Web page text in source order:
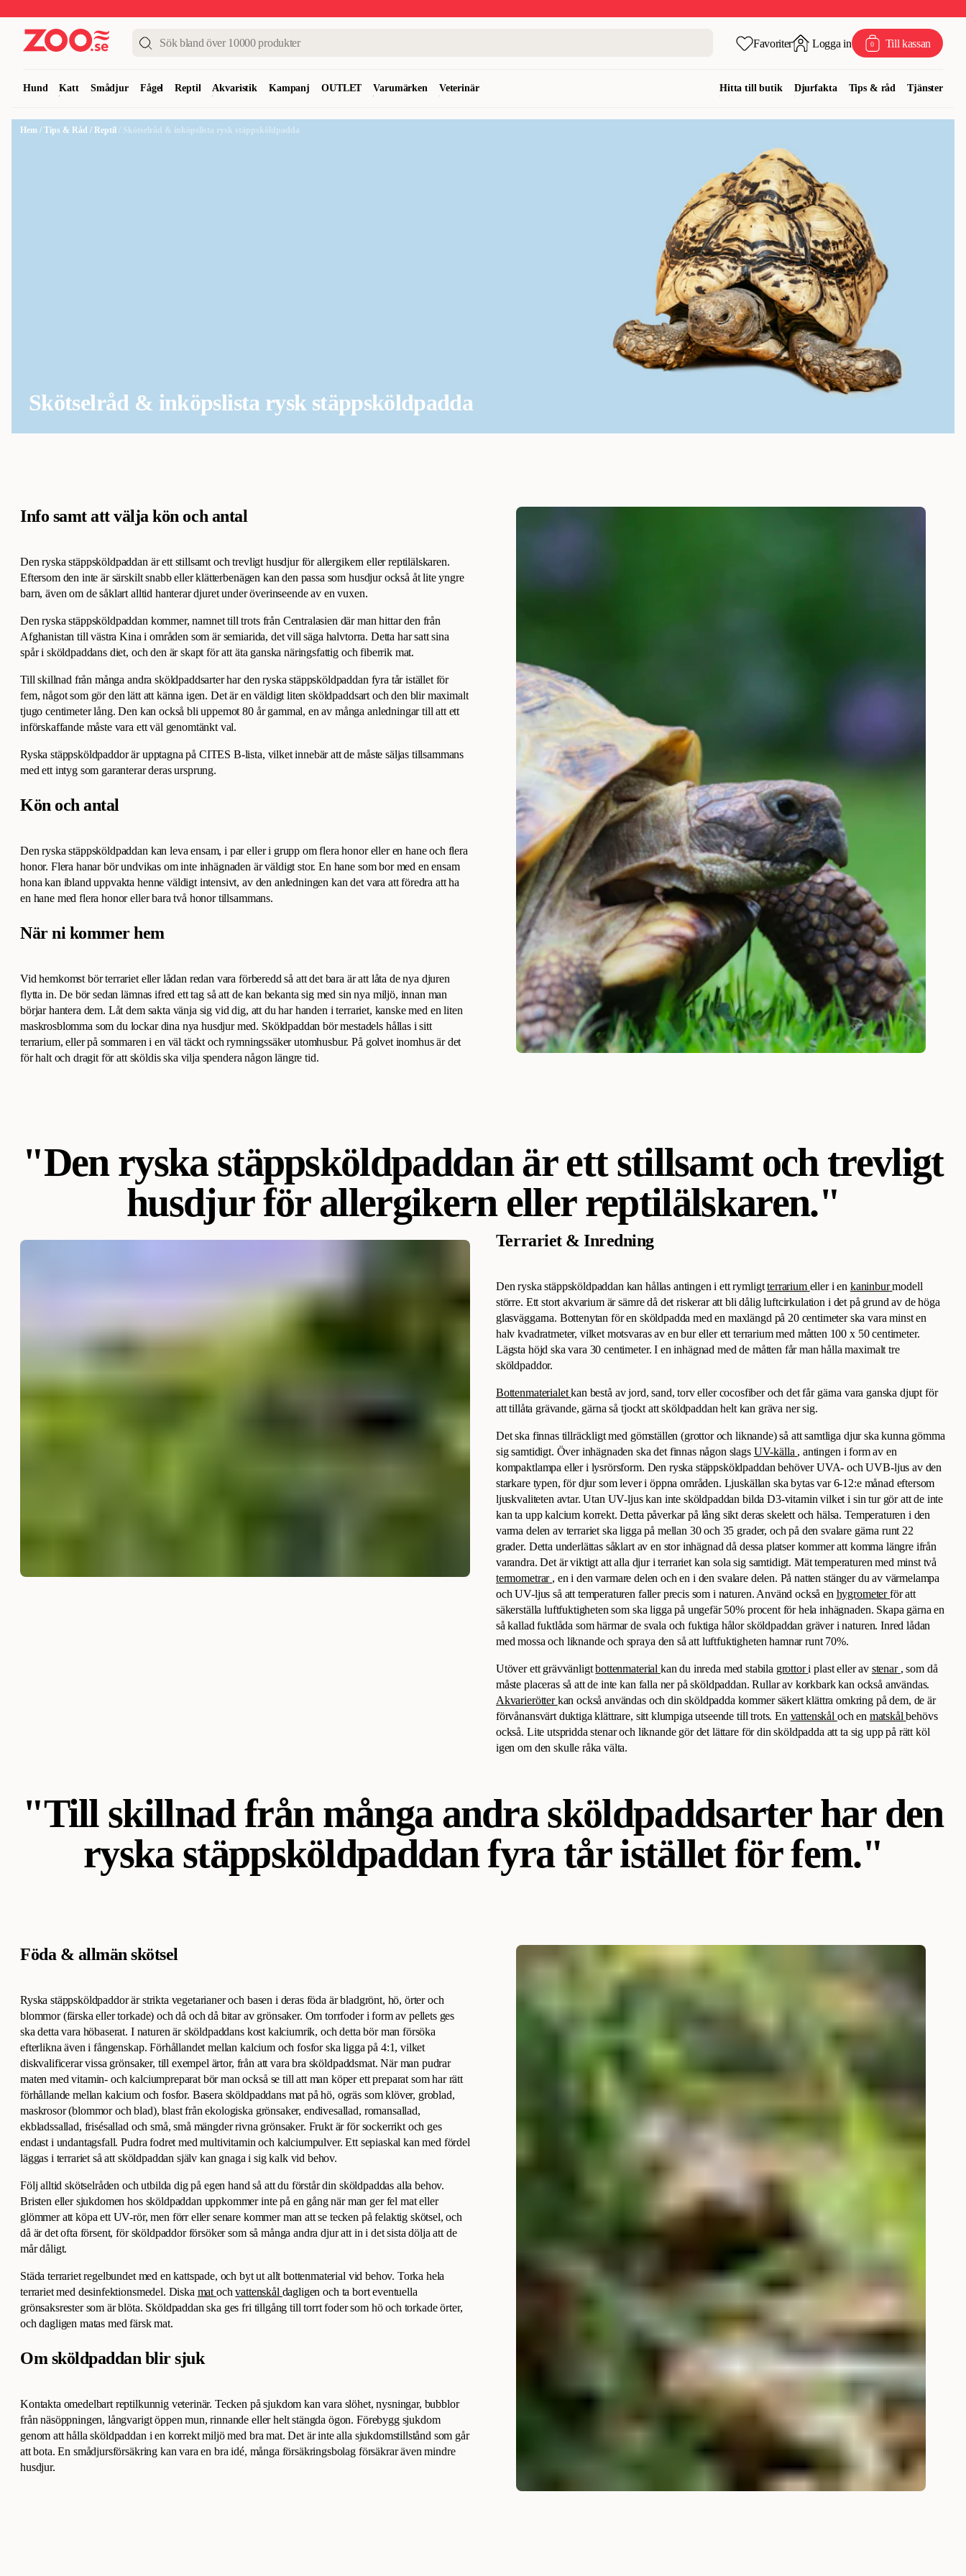
Favoriter Logga in 0 Till kassan
Hund Katt Smådjur Fågel Reptil Akvaristik Kampanj OUTLET Varumärken Veterinär Hitta till butik Djurfakta Tips & råd Tjänster
Hem / Tips & Råd / Reptil / Skötselråd & inköpslista rysk stäppsköldpadda
Skötselråd & inköpslista rysk stäppsköldpadda
Info samt att välja kön och antal
Den ryska stäppsköldpaddan är ett stillsamt och trevligt husdjur för allergikern eller reptilälskaren.
Eftersom den inte är särskilt snabb eller klätterbenägen kan den passa som husdjur också åt lite yngre
barn, även om de såklart alltid hanterar djuret under överinseende av en vuxen.
Den ryska stäppsköldpaddan kommer, namnet till trots från Centralasien där man hittar den från
Afghanistan till västra Kina i områden som är semiarida, det vill säga halvtorra. Detta har satt sina
spår i sköldpaddans diet, och den är skapt för att äta ganska näringsfattig och fiberrik mat.
Till skillnad från många andra sköldpaddsarter har den ryska stäppsköldpaddan fyra tår istället för
fem, något som gör den lätt att känna igen. Det är en väldigt liten sköldpaddsart och den blir maximalt
tjugo centimeter lång. Den kan också bli uppemot 80 år gammal, en av många anledningar till att ett
införskaffande måste vara ett väl genomtänkt val.
Ryska stäppsköldpaddor är upptagna på CITES B-lista, vilket innebär att de måste säljas tillsammans
med ett intyg som garanterar deras ursprung.
Kön och antal
Den ryska stäppsköldpaddan kan leva ensam, i par eller i grupp om flera honor eller en hane och flera
honor. Flera hanar bör undvikas om inte inhägnaden är väldigt stor. En hane som bor med en ensam
hona kan ibland uppvakta henne väldigt intensivt, av den anledningen kan det vara att föredra att ha
en hane med flera honor eller bara två honor tillsammans.
När ni kommer hem
Vid hemkomst bör terrariet eller lådan redan vara förberedd så att det bara är att låta de nya djuren
flytta in. De bör sedan lämnas ifred ett tag så att de kan bekanta sig med sin nya miljö, innan man
börjar hantera dem. Låt dem sakta vänja sig vid dig, att du har handen i terrariet, kanske med en liten
maskrosblomma som du lockar dina nya husdjur med. Sköldpaddan bör mestadels hållas i sitt
terrarium, eller på sommaren i en väl täckt och rymningssäker utomhusbur. På golvet inomhus är det
för halt och dragit för att sköldis ska vilja spendera någon längre tid.
"Den ryska stäppsköldpaddan är ett stillsamt och trevligt
husdjur för allergikern eller reptilälskaren."
Terrariet & Inredning
Den ryska stäppsköldpaddan kan hållas antingen i ett rymligtterrarium eller i en kaninbur modell
större. Ett stort akvarium är sämre då det riskerar att bli dålig luftcirkulation i det på grund av de höga
glasväggarna. Bottenytan för en sköldpadda med en maxlängd på 20 centimeter ska vara minst en
halv kvadratmeter, vilket motsvaras av en bur eller ett terrarium med måtten 100 x 50 centimeter.
Lägsta höjd ska vara 30 centimeter. I en inhägnad med de måtten får man hålla maximalt tre
sköldpaddor.
Bottenmaterialet kan bestå av jord, sand, torv eller cocosfiber och det får gärna vara ganska djupt för
att tillåta grävande, gärna så tjockt att sköldpaddan helt kan gräva ner sig.
Det ska finnas tillräckligt med gömställen (grottor och liknande) så att samtliga djur ska kunna gömma
sig samtidigt. Över inhägnaden ska det finnas någon slags UV-källa , antingen i form av en
kompaktlampa eller i lysrörsform. Den ryska stäppsköldpaddan behöver UVA- och UVB-ljus av den
starkare typen, för djur som lever i öppna områden. Ljuskällan ska bytas var 6-12:e månad eftersom
ljuskvaliteten avtar. Utan UV-ljus kan inte sköldpaddan bilda D3-vitamin vilket i sin tur gör att de inte
kan ta upp kalcium korrekt. Detta påverkar på lång sikt deras skelett och hälsa. Temperaturen i den
varma delen av terrariet ska ligga på mellan 30 och 35 grader, och på den svalare gärna runt 22
grader. Detta underlättas såklart av en stor inhägnad då dessa platser kommer att komma längre ifrån
varandra. Det är viktigt att alla djur i terrariet kan sola sig samtidigt. Mät temperaturen med minst två
termometrar , en i den varmare delen och en i den svalare delen. På natten stänger du av värmelampa
och UV-ljus så att temperaturen faller precis som i naturen. Använd också en hygrometer för att
säkerställa luftfuktigheten som ska ligga på ungefär 50% procent för hela inhägnaden. Skapa gärna en
så kallad fuktlåda som härmar de svala och fuktiga hålor sköldpaddan gräver i naturen. Inred lådan
med mossa och liknande och spraya den så att luftfuktigheten hamnar runt 70%.
Utöver ett grävvänligtbottenmaterial kan du inreda med stabila grottor i plast eller av stenar , som då
måste placeras så att de inte kan falla ner på sköldpaddan. Rullar av korkbark kan också användas.
Akvarierötter kan också användas och din sköldpadda kommer säkert klättra omkring på dem, de är
förvånansvärt duktiga klättrare, sitt klumpiga utseende till trots. En vattenskål och en matskål behövs
också. Lite utspridda stenar och liknande gör det lättare för din sköldpadda att ta sig upp på rätt köl
igen om den skulle råka välta.
"Till skillnad från många andra sköldpaddsarter har den
ryska stäppsköldpaddan fyra tår istället för fem."
Föda & allmän skötsel
Ryska stäppsköldpaddor är strikta vegetarianer och basen i deras föda är bladgrönt, hö, örter och
blommor (färska eller torkade) och då och då bitar av grönsaker. Om torrfoder i form av pellets ges
ska detta vara höbaserat. I naturen är sköldpaddans kost kalciumrik, och detta bör man försöka
efterlikna även i fångenskap. Förhållandet mellan kalcium och fosfor ska ligga på 4:1, vilket
diskvalificerar vissa grönsaker, till exempel ärtor, från att vara bra sköldpaddsmat. När man pudrar
maten med vitamin- och kalciumpreparat bör man också se till att man köper ett preparat som har rätt
förhållande mellan kalcium och fosfor. Basera sköldpaddans mat på hö, ogräs som klöver, groblad,
maskrosor (blommor och blad), blast från ekologiska grönsaker, endivesallad, romansallad,
ekbladssallad, frisésallad och små, små mängder rivna grönsaker. Frukt är för sockerrikt och ges
endast i undantagsfall. Pudra fodret med multivitamin och kalciumpulver. Ett sepiaskal kan med fördel
läggas i terrariet så att sköldpaddan själv kan gnaga i sig kalk vid behov.
Följ alltid skötselråden och utbilda dig på egen hand så att du förstår din sköldpaddas alla behov.
Bristen eller sjukdomen hos sköldpaddan uppkommer inte på en gång när man ger fel mat eller
glömmer att köpa ett UV-rör, men förr eller senare kommer man att se tecken på felaktig skötsel, och
då är det ofta försent, för sköldpaddor försöker som så många andra djur att in i det sista dölja att de
mår dåligt.
Städa terrariet regelbundet med en kattspade, och byt ut allt bottenmaterial vid behov. Torka hela
terrariet med desinfektionsmedel. Diska mat ochvattenskål dagligen och ta bort eventuella
grönsaksrester som är blöta. Sköldpaddan ska ges fri tillgång till torrt foder som hö och torkade örter,
och dagligen matas med färsk mat.
Om sköldpaddan blir sjuk
Kontakta omedelbart reptilkunnig veterinär. Tecken på sjukdom kan vara slöhet, nysningar, bubblor
från näsöppningen, långvarigt öppen mun, rinnande eller helt stängda ögon. Förebygg sjukdom
genom att hålla sköldpaddan i en korrekt miljö med bra mat. Det är inte alla sjukdomstillstånd som går
att bota. En smådjursförsäkring kan vara en bra idé, många försäkringsbolag försäkrar även mindre
husdjur.